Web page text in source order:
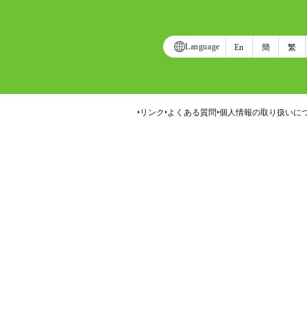
Language En 簡 繁
リンク よくある質問 個人情報の取り扱いに